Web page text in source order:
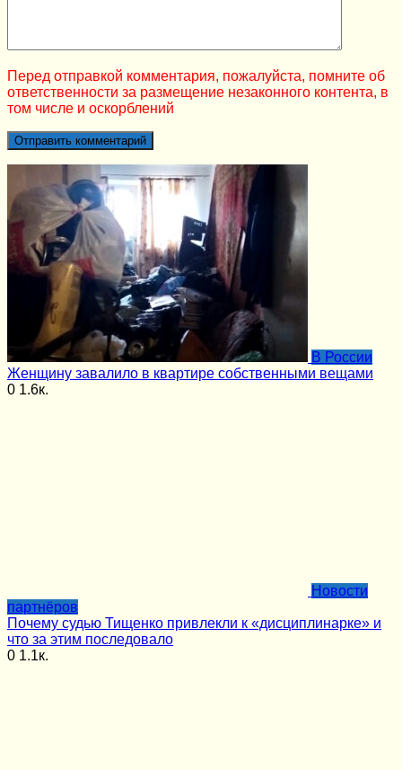
Перед отправкой комментария, пожалуйста, помните об
ответственности за размещение незаконного контента, в
том числе и оскорблений
В России
Женщину завалило в квартире собственными вещами
0 1.6к.
Новости
партнёров
Почему судью Тищенко привлекли к «дисциплинарке» и
что за этим последовало
0 1.1к.